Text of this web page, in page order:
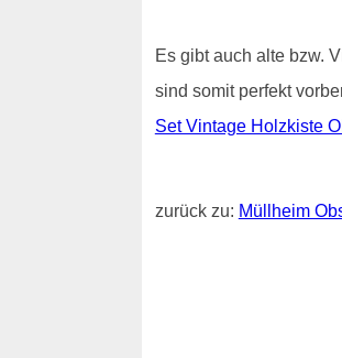
Es gibt auch alte bzw.
sind somit perfekt
Set Vintage Holzkiste
zurück zu: Müllheim